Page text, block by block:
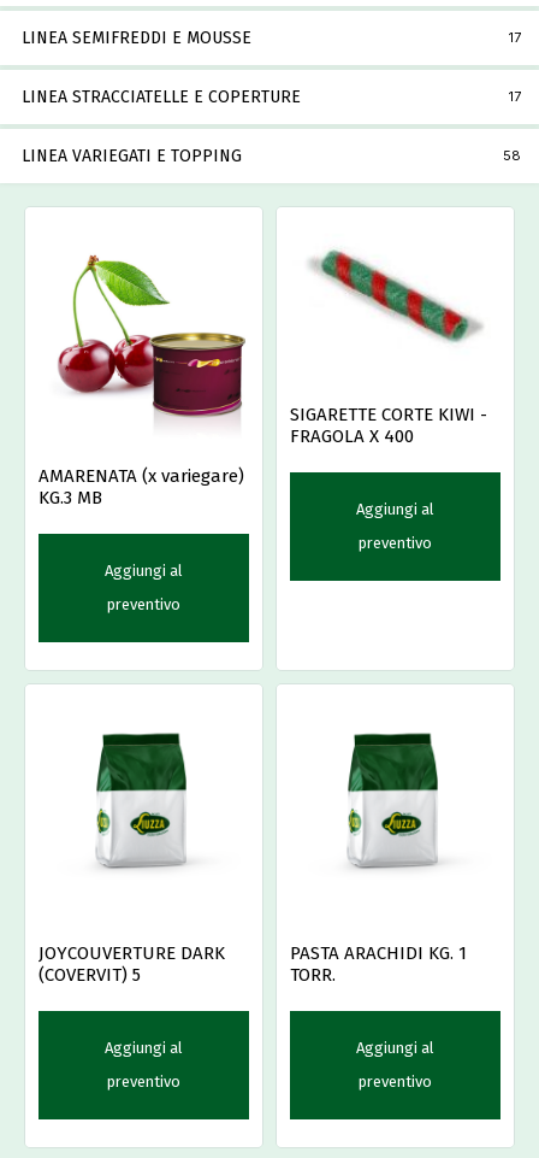
LINEA SEMIFREDDI E MOUSSE 17
LINEA STRACCIATELLE E COPERTURE 17
LINEA VARIEGATI E TOPPING 58
AMARENATA (x variegare)
KG.3 MB
Aggiungi al
preventivo
SIGARETTE CORTE KIWI -
FRAGOLA X 400
Aggiungi al
preventivo
JOYCOUVERTURE DARK
(COVERVIT) 5
Aggiungi al
preventivo
PASTA ARACHIDI KG. 1
TORR.
Aggiungi al
preventivo